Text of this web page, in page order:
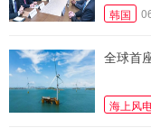
韩国
全球首
海上风